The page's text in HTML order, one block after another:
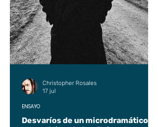
Desvaríos de un microdramático
ENSAYO
Christopher Rosales
17 jul